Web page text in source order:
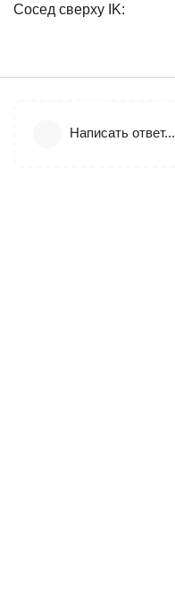
Сосед сверху IK:
Написать ответ...